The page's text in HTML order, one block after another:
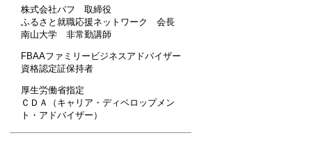
株式会社パフ 取締役
ふるさと就職応援ネットワーク 会長
南山大学 非常勤講師
FBAAファミリービジネスアドバイザー
資格認定証保持者
厚生労働省指定
ＣＤＡ（キャリア・ディベロップメン
ト・アドバイザー）